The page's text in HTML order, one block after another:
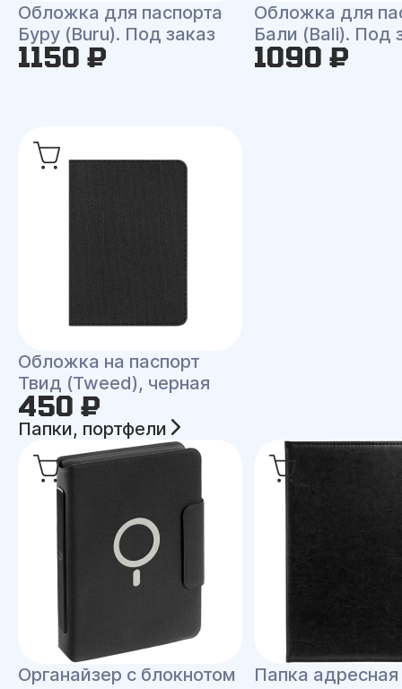
Обложка для паспорта
Буру (Buru). Под заказ
1150 ₽
Обложка для
Бали (Bali). Под
1090 ₽
Обложка на паспорт
Твид (Tweed), черная
450 ₽
Папки, портфели
Органайзер с блокнотом
Папка адресная